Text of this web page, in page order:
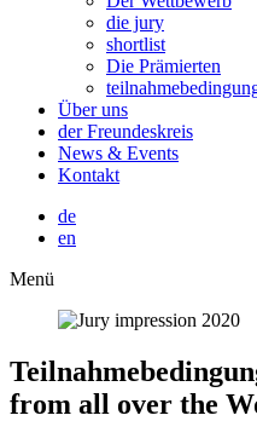
die jury
shortlist
Die Prämierten
Über uns
der Freundeskreis
News & Events
Kontakt
de
en
Menü
from all over the